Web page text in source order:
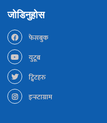
जोडिनुहोस
फेसबुक
युटूब
ट्विटहरु
इन्स्टाग्राम